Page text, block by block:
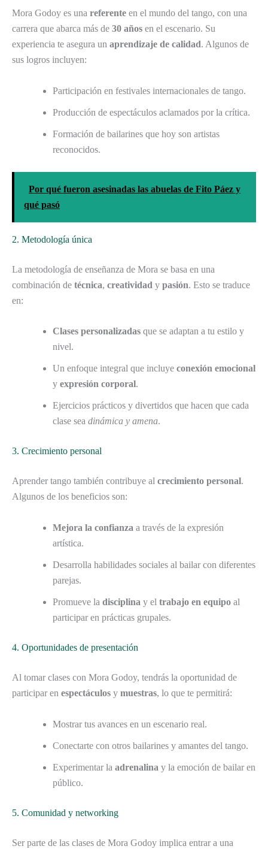
Mora Godoy es una referente en el mundo del tango, con una
carrera que abarca más de 30 años en el escenario. Su
experiencia te asegura un aprendizaje de calidad. Algunos de
sus logros incluyen:
Participación en festivales internacionales de tango.
Producción de espectáculos aclamados por la crítica.
Formación de bailarines que hoy son artistas
reconocidos.
Por qué fueron asesinadas las abuelas de Fito Páez y
qué pasó
2. Metodología única
La metodología de enseñanza de Mora se basa en una
combinación de técnica, creatividad y pasión. Esto se traduce
en:
Clases personalizadas que se adaptan a tu estilo y
nivel.
Un enfoque integral que incluye conexión emocional
y expresión corporal.
Ejercicios prácticos y divertidos que hacen que cada
clase sea dinámica y amena.
3. Crecimiento personal
Aprender tango también contribuye al crecimiento personal.
Algunos de los beneficios son:
Mejora la confianza a través de la expresión
artística.
Desarrolla habilidades sociales al bailar con diferentes
parejas.
Promueve la disciplina y el trabajo en equipo al
participar en prácticas grupales.
4. Oportunidades de presentación
Al tomar clases con Mora Godoy, tendrás la oportunidad de
participar en espectáculos y muestras, lo que te permitirá:
Mostrar tus avances en un escenario real.
Conectarte con otros bailarines y amantes del tango.
Experimentar la adrenalina y la emoción de bailar en
público.
5. Comunidad y networking
Ser parte de las clases de Mora Godoy implica entrar a una